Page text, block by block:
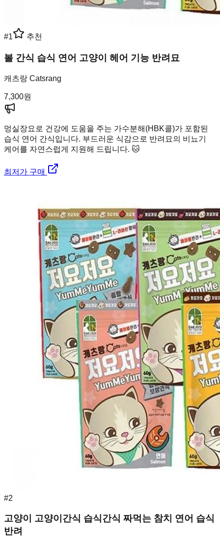
#1 추천
볼 간식 습식 연어 고양이 헤어 기능 반려묘
캐츠랑 Catsrang
7,300원
멍실장요로 건강에 도움을 주는 가수분해(HBK콜)가 포함된
습식 연어 간식입니다. 부드러운 식감으로 반려묘의 비뇨기
케어를 자연스럽게 지원해 드립니다. 🐱
최저가 구매
#2
고양이 고양이간식 습식간식 짜먹는 참치 연어 습식
반려